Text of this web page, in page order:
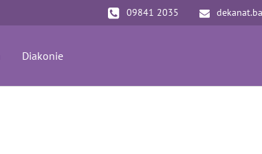
09841 2035
Diakonie